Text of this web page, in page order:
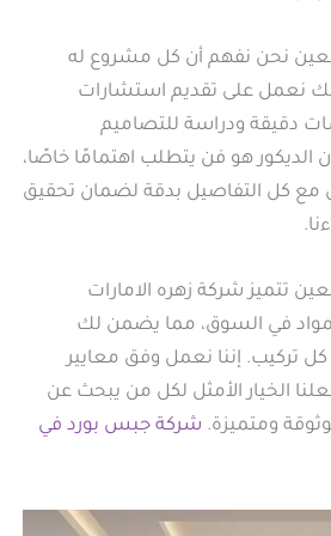
نحن نفهم أن كل مشروع له
نعمل على تقديم استشارات
دقيقة ودراسة للتصاميم
الديكور هو فن يتطلب اهتمامًا خاصًا،
مع كل التفاصيل بدقة لضمان تحقيق
تتميز شركة زهره الامارات
في السوق، مما يضمن لك
كل تركيب. إننا نعمل وفق معايير
الخيار الأمثل لكل من يبحث عن
ومتميزة. شركة جبس بورد في